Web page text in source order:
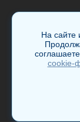
Копирование
согласия
На сайте
cookie-